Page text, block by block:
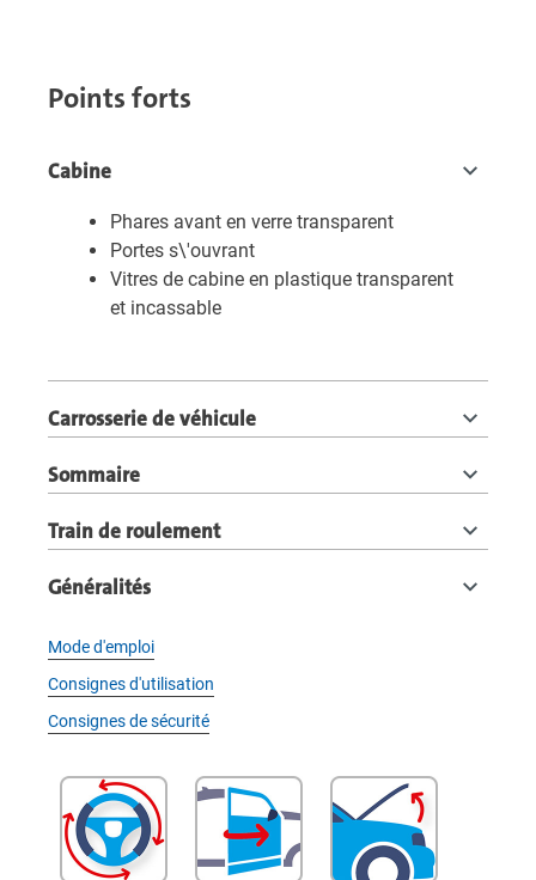
Points forts
Cabine
Phares avant en verre transparent
Portes s\'ouvrant
Vitres de cabine en plastique transparent
et incassable
Carrosserie de véhicule
Sommaire
Train de roulement
Généralités
Mode d'emploi
Consignes d'utilisation
Consignes de sécurité